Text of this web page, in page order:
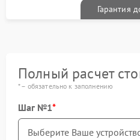
Гарантия
Полный расчет
* – обязательно к заполнению
Шаг №1